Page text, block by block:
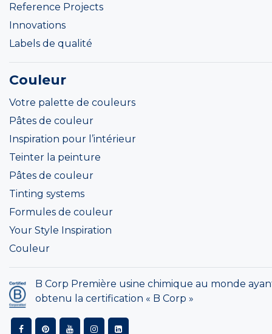
Reference Projects
Innovations
Labels de qualité
Couleur
Votre palette de couleurs
Pâtes de couleur
Inspiration pour l’intérieur
Teinter la peinture
Pâtes de couleur
Tinting systems
Formules de couleur
Your Style Inspiration
Couleur
B Corp Première usine chimique au monde
obtenu la certification « B Corp »